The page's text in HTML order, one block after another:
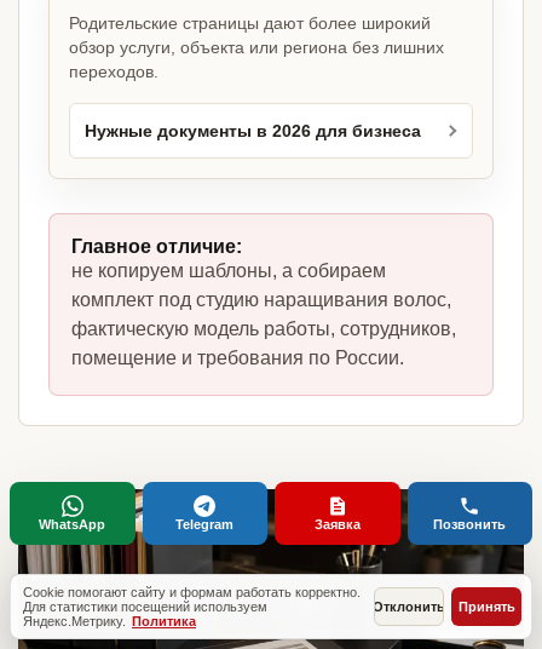
Родительские страницы дают более широкий
обзор услуги, объекта или региона без лишних
переходов.
Нужные документы в 2026 для бизнеса
Главное отличие:
не копируем шаблоны, а собираем
комплект под студию наращивания волос,
фактическую модель работы, сотрудников,
помещение и требования по России.
Cookie помогают сайту и формам работать корректно.
Для статистики посещений используем
Яндекс.Метрику. Политика
Отклонить Принять
WhatsApp Telegram Заявка Позвонить